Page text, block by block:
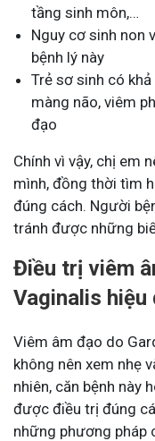
tầng sinh môn,…
Nguy cơ sinh non
bệnh lý này
Trẻ sơ sinh có
màng não, viêm
đạo
Chính vì vậy, chị em
mình, đồng thời tìm
đúng cách. Người
tránh được những
Điều trị viêm
Vaginalis hiệu
Viêm âm đạo do
không nên xem nhẹ
nhiên, căn bệnh này
được điều trị đúng
những phương pháp